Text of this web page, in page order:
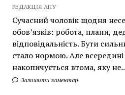
РЕДАКЦІЯ АПУ
Сучасний чоловік щодня
обов’язків: робота, плани,
відповідальність. Бути
стало нормою. Але
накопичується втома, яку
Залишити коментар